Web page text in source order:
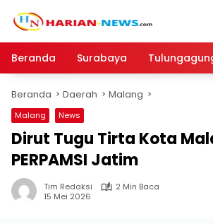
Beranda
Surabaya
Beranda Daerah Malang
Malang News
Dirut Tugu Tirta Kota
PERPAMSI Jatim
Tim Redaksi
2 Min Baca
15 Mei 2026